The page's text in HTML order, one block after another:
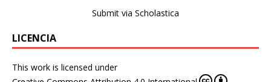
Submit via Scholastica
LICENCIA
This work is licensed under